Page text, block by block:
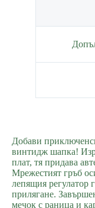
Добави
винтидж шапка!
плат, тя придава
Мрежестият гръб
лепящия регулатор
прилягане.
мечок с раница и